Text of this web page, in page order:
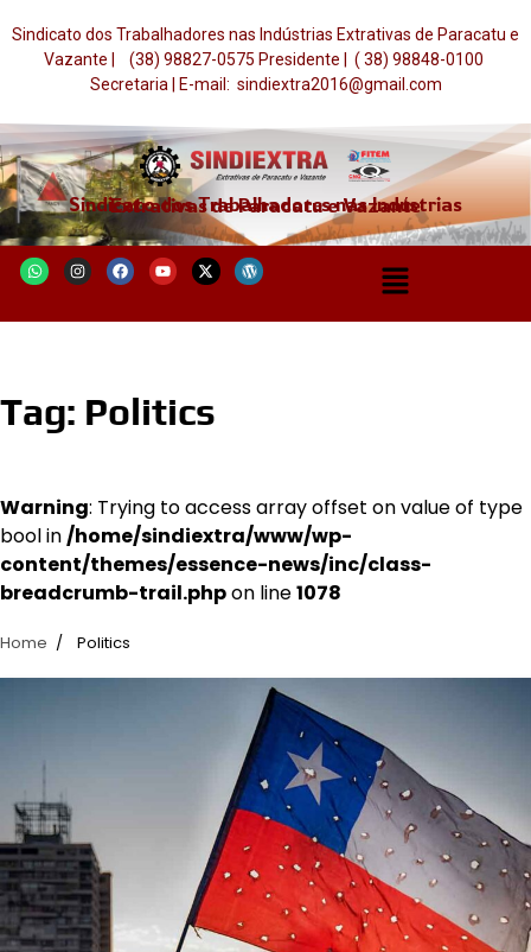
Sindicato dos Trabalhadores nas Indústrias Extrativas de Paracatu e
Vazante | (38) 98827-0575 Presidente | ( 38) 98848-0100
Secretaria | E-mail: sindiextra2016@gmail.com
Sindicato dos Trabalhadores nas Indústrias Extrativas de Paracatu e Vazante
Tag: Politics
Warning: Trying to access array offset on value of type
bool in/home/sindiextra/www/wp-
content/themes/essence-news/inc/class-
breadcrumb-trail.phpon line1078
Home Politics